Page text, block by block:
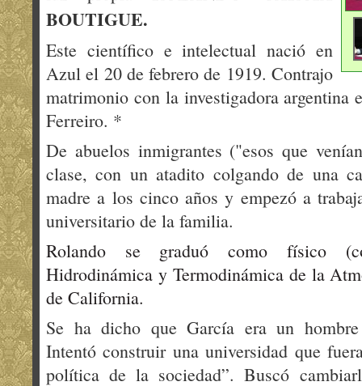
BOUTIGUE.
Este científico e intelectual nació en
Azul el 20 de febrero de 1919. Contrajo
matrimonio con la investigadora
Ferreiro. *
De abuelos inmigrantes ("esos que
clase, con un atadito colgando de una
madre a los cinco años y empezó a
universitario de la familia.
Rolando se graduó como físico
Hidrodinámica y Termodinámica de la
de California.
Se ha dicho que García era un
Intentó construir una universidad que
política de la sociedad”. Buscó